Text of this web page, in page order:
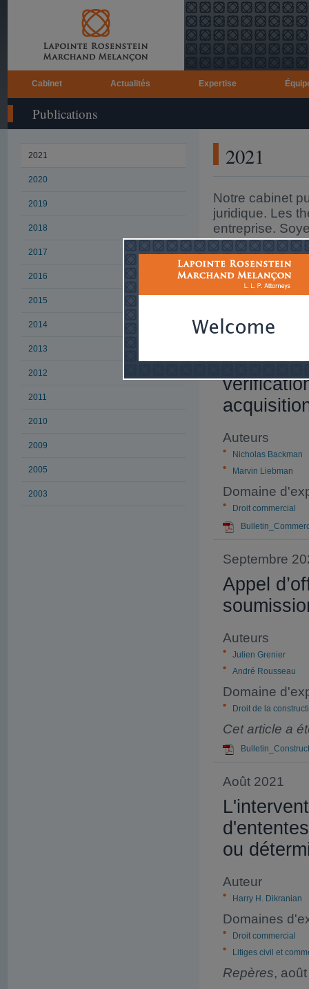
Cabinet Actualités Expertise
Publications
2021
2020
2019
2018
2017
2016
2015
2014
2013
2012
2011
2010
2009
2005
2003
2021
Notre cabinet
juridique. Les
entreprise.
Vous pouvez
Novembre
Une
Auteurs
Nicholas Backman
Marvin Liebman
Domaine
Droit commercial
Septembre
Appel
Auteurs
Julien Grenier
André Rousseau
Domaine
Droit de la
Cet article a
Août 2021
ou
Auteur
Harry H. Dikranian
Domaines
Droit commercial
Litiges civil et
Repères,